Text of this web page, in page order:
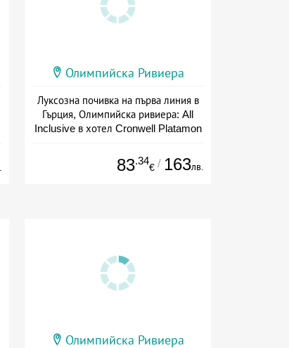
Олимпийска Ривиера
Луксозна почивка на първа линия в
Гърция, Олимпийска ривиера: All
Inclusive в хотел Cronwell Platamon
83.34
€ / 163лв.
Олимпийска Ривиера